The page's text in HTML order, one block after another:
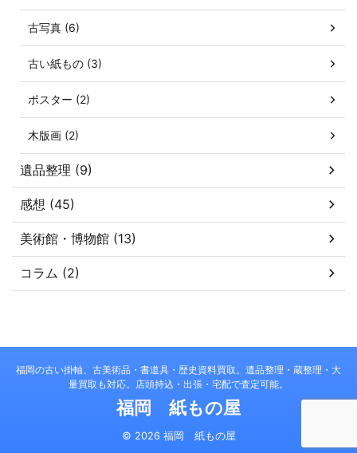
古写真 (6)
古い紙もの (3)
ポスター (2)
木版画 (2)
遺品整理 (9)
感想 (45)
美術館・博物館 (13)
コラム (2)
福岡の古い掛軸、古美術品・書道具・歴史資料買取。遺品整理・蔵整理・大
量買取も対応。店頭持込・出張・宅配で査定可能。
福岡 紙もの屋
© 2026 福岡 紙もの屋